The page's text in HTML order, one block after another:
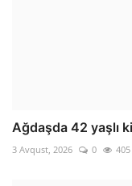
Ağdaşda 42 yaşlı
3 Avqust, 2026 0 405